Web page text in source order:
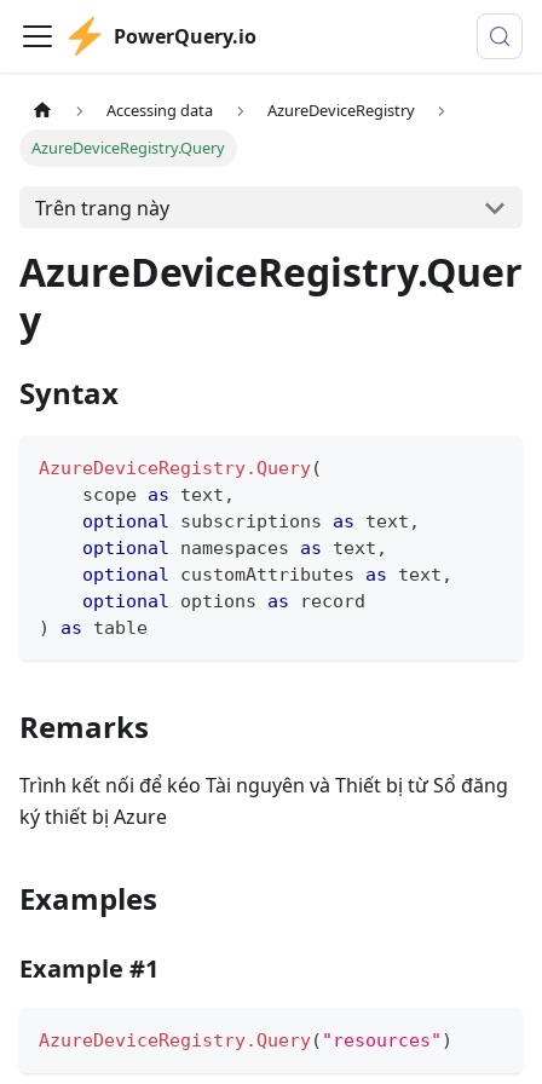
PowerQuery.io
Accessing data
AzureDeviceRegistry
AzureDeviceRegistry.Query
Trên trang này
AzureDeviceRegistry.Quer
y
Syntax
AzureDeviceRegistry.Query(
    scope
as text ,
optional subscriptions as text ,
optional namespaces as text ,
optional customAttributes as text ,
optional options as
record
)
as table
Remarks
Trình kết nối để kéo Tài nguyên và Thiết bị từ Sổ đăng
ký thiết bị Azure
Examples
Example #1
AzureDeviceRegistry.Query( "resources" )